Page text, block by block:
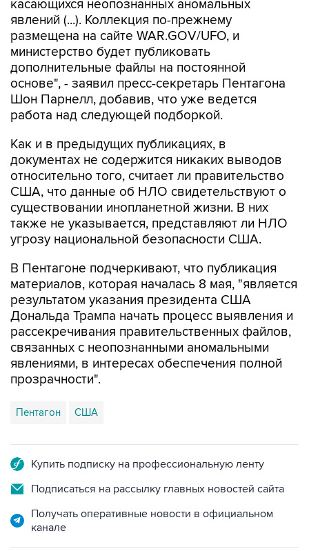
касающихся неопознанных аномальных
явлений (...). Коллекция по-прежнему
размещена на сайте WAR.GOV/UFO, и
министерство будет публиковать
дополнительные файлы на постоянной
основе", - заявил пресс-секретарь Пентагона
Шон Парнелл, добавив, что уже ведется
работа над следующей подборкой.
Как и в предыдущих публикациях, в
документах не содержится никаких выводов
относительно того, считает ли правительство
США, что данные об НЛО свидетельствуют о
существовании инопланетной жизни. В них
также не указывается, представляют ли НЛО
угрозу национальной безопасности США.
В Пентагоне подчеркивают, что публикация
материалов, которая началась 8 мая, "является
результатом указания президента США
Дональда Трампа начать процесс выявления и
рассекречивания правительственных файлов,
связанных с неопознанными аномальными
явлениями, в интересах обеспечения полной
прозрачности".
Пентагон США
Купить подписку на профессиональную ленту
Подписаться на рассылку главных новостей сайта
Получать оперативные новости в официальном
канале